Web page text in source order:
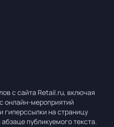
с сайта Retail.ru, включая
онлайн-мероприятий
гиперссылки на страницу
публикуемого текста.